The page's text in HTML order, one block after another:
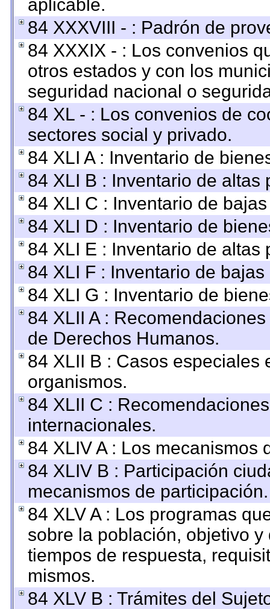
aplicable.
84 XXXVIII - : Padrón de
84 XXXIX - : Los convenios
otros estados y con los
seguridad nacional o
84 XL - : Los convenios de
sectores social y privado.
84 XLI A : Inventario de
84 XLI B : Inventario de
84 XLI C : Inventario de
84 XLI D : Inventario de
84 XLI E : Inventario de
84 XLI F : Inventario de
84 XLI G : Inventario de
84 XLII A :
de Derechos Humanos.
84 XLII B : Casos especiales
organismos.
84 XLII C :
internacionales.
84 XLIV A : Los mecanismos
84 XLIV B : Participación
mecanismos de participación.
84 XLV A : Los programas
sobre la población, objetivo
tiempos de respuesta,
mismos.
84 XLV B : Trámites del